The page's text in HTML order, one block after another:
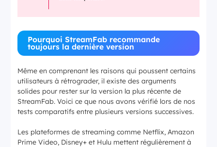
Pourquoi StreamFab recommande
toujours la dernière version
Même en comprenant les raisons qui poussent certains
utilisateurs à rétrograder, il existe des arguments
solides pour rester sur la version la plus récente de
StreamFab. Voici ce que nous avons vérifié lors de nos
tests comparatifs entre plusieurs versions successives.
Les plateformes de streaming comme Netflix, Amazon
Prime Video, Disney+ et Hulu mettent régulièrement à